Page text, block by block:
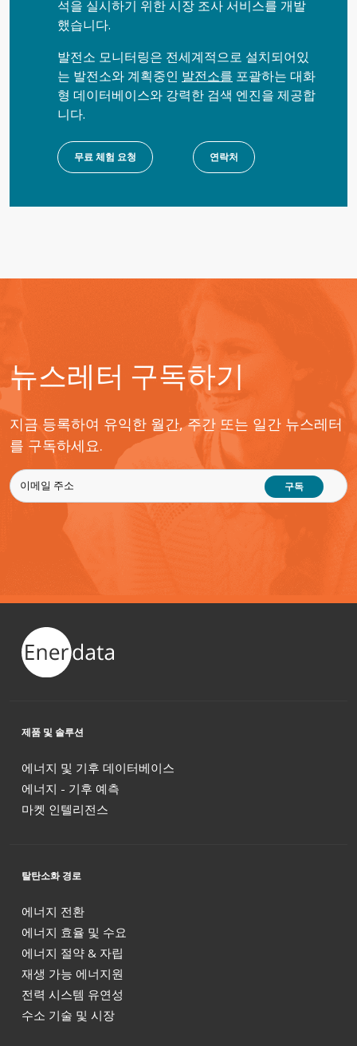
석을 실시하기 위한 시장 조사 서비스를 개발
했습니다.
발전소 모니터링은 전세계적으로 설치되어있
는 발전소와 계획중인 발전소를 포괄하는 대화
형 데이터베이스와 강력한 검색 엔진을 제공합
니다.
무료 체험 요청 연락처
뉴스레터 구독하기
지금 등록하여 유익한 월간, 주간 또는 일간 뉴스레터
를 구독하세요.
구독
제품 및 솔루션
에너지 및 기후 데이터베이스
에너지 - 기후 예측
마켓 인텔리전스
탈탄소화 경로
에너지 전환
에너지 효율 및 수요
에너지 절약 & 자립
재생 가능 에너지원
전력 시스템 유연성
수소 기술 및 시장